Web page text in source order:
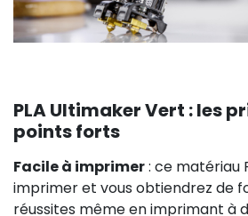
PLA Ultimaker Vert : les
points forts
Facile à imprimer: ce matériau
imprimer et vous obtiendrez de
réussites même en imprimant à